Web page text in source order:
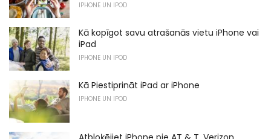
IPHONE UN IPOD
Kā kopīgot savu atrašanās vietu iPhone vai
iPad
IPHONE UN IPOD
Kā Piestiprināt iPad ar iPhone
IPHONE UN IPOD